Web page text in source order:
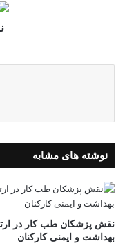
نوشته های مشابه
نقش پزشکان طب کار در
بهداشت و ایمنی کارکنان